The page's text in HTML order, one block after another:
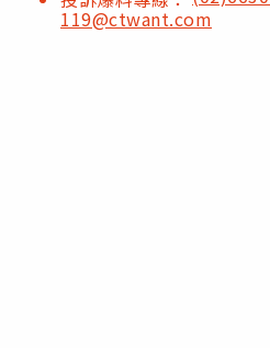
119@ctwant.com